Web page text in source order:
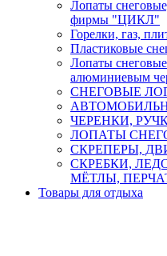
Лопаты
фирмы "ЦИКЛ"
Горелки, газ,
Пластиковые
Лопаты
алюминиевым
СНЕГОВЫЕ
ЧЕРЕНКИ,
ЛОПАТЫ
СКРЕПЕРЫ,
СКРЕБКИ,
МЁТЛЫ,
Товары для отдыха